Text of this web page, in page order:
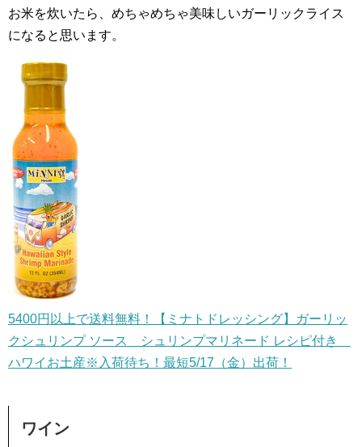
お米を炊いたら、めちゃめちゃ美味しいガーリックライス
になると思います。
5400円以上で送料無料！【ミナトドレッシング】ガーリッ
クシュリンプ ソース シュリンプマリネード レシピ付き
ハワイお土産※入荷待ち！最短5/17（金）出荷！
ワイン